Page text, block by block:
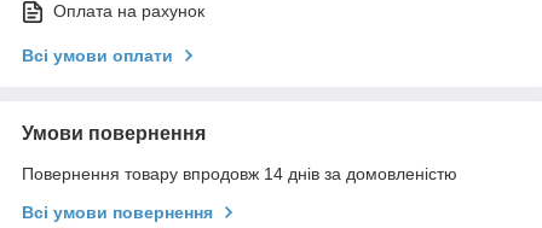
Оплата на рахунок
Всі умови оплати
Умови повернення
Повернення товару впродовж 14 днів за домовленістю
Всі умови повернення